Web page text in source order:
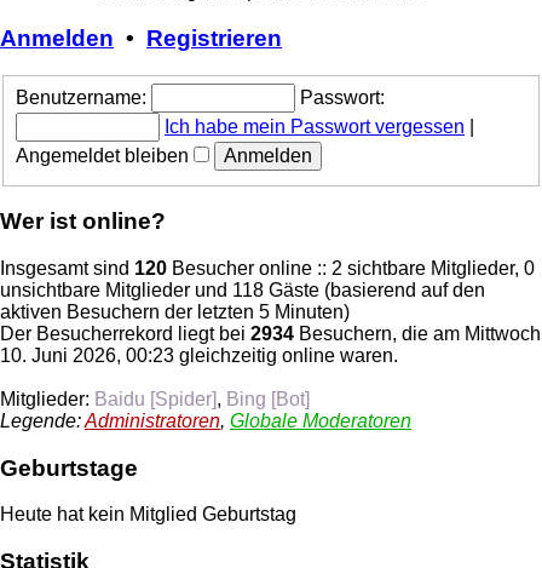
Anmelden • Registrieren
Benutzername:
Passwort:
Ich habe mein Passwort vergessen
Angemeldet bleiben
Wer ist online?
Insgesamt sind 120 Besucher online :: 2 sichtbare Mitglieder, 0
unsichtbare Mitglieder und 118 Gäste (basierend auf den
aktiven Besuchern der letzten 5 Minuten)
Der Besucherrekord liegt bei 2934 Besuchern, die am Mittwoch
10. Juni 2026, 00:23 gleichzeitig online waren.
Mitglieder: Baidu [Spider], Bing [Bot]
Legende:Administratoren, Globale Moderatoren
Geburtstage
Heute hat kein Mitglied Geburtstag
Statistik